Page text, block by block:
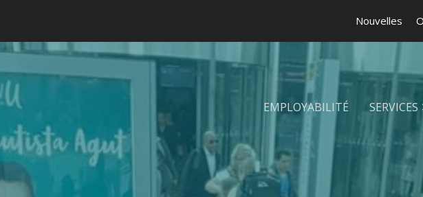
Nouvelles
EMPLOYABILITÉ SERVICES